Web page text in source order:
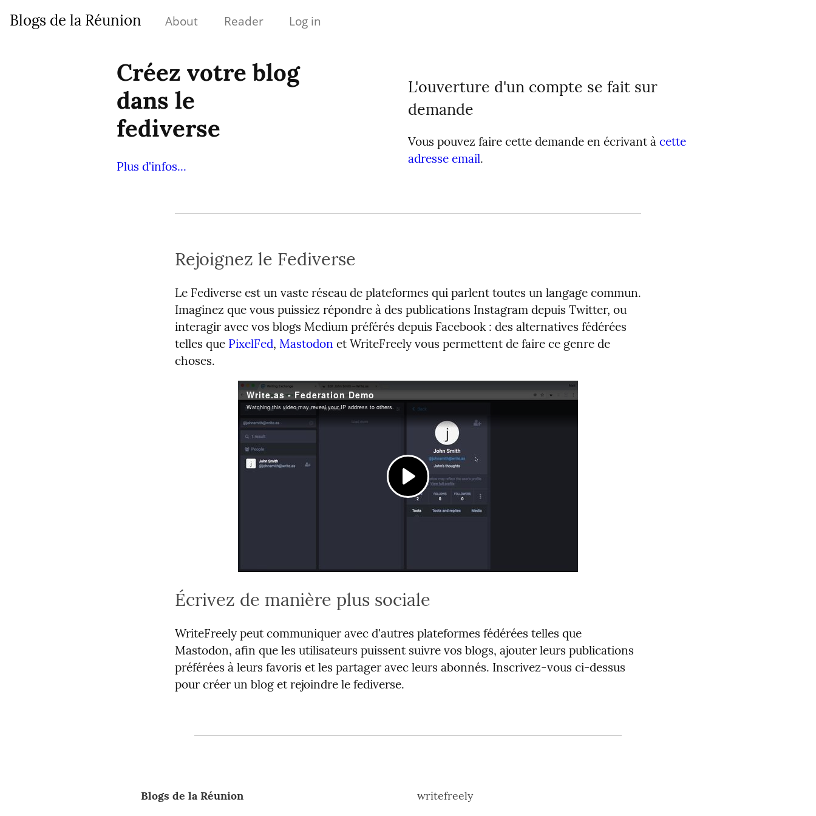
Blogs de la Réunion About Reader Log in
Créez votre blog
dans le
fediverse
Plus d'infos...
L'ouverture d'un compte se fait sur
demande
Vous pouvez faire cette demande en écrivant à cette
adresse email.
Rejoignez le Fediverse
Le Fediverse est un vaste réseau de plateformes qui parlent toutes un langage commun.
Imaginez que vous puissiez répondre à des publications Instagram depuis Twitter, ou
interagir avec vos blogs Medium préférés depuis Facebook : des alternatives fédérées
telles que PixelFed, Mastodon et WriteFreely vous permettent de faire ce genre de
choses.
Écrivez de manière plus sociale
WriteFreely peut communiquer avec d'autres plateformes fédérées telles que
Mastodon, afin que les utilisateurs puissent suivre vos blogs, ajouter leurs publications
préférées à leurs favoris et les partager avec leurs abonnés. Inscrivez-vous ci-dessus
pour créer un blog et rejoindre le fediverse.
Blogs de la Réunion writefreely